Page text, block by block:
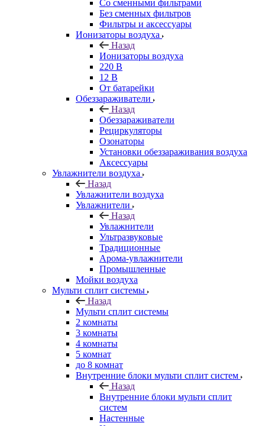
Cо сменными фильтрами
Без сменных фильтров
Фильтры и аксессуары
Ионизаторы воздуха
Назад
Ионизаторы воздуха
220 В
12 В
От батарейки
Обеззараживатели
Назад
Обеззараживатели
Рециркуляторы
Озонаторы
Установки обеззараживания воздуха
Аксессуары
Увлажнители воздуха
Назад
Увлажнители воздуха
Увлажнители
Назад
Увлажнители
Ультразвуковые
Традиционные
Арома-увлажнители
Промышленные
Мойки воздуха
Мульти сплит системы
Назад
Мульти сплит системы
2 комнаты
3 комнаты
4 комнаты
5 комнат
до 8 комнат
Внутренние блоки мульти сплит систем
Назад
Внутренние блоки мульти сплит
систем
Настенные